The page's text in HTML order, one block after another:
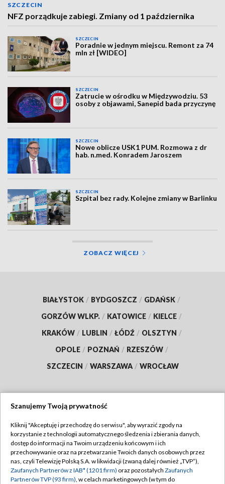
SZCZECIN
NFZ porządkuje zabiegi. Zmiany od 1 października
SZCZECIN
Poradnie w jednym miejscu. Remont za 74
mln zł [WIDEO]
SZCZECIN
Zatrucie w ośrodku w Międzywodziu. 53
osoby z objawami, Sanepid bada przyczynę
SZCZECIN
Nowe oblicze USK1 PUM. Rozmowa z dr
hab. n.med. Konradem Jaroszem
SZCZECIN
Szpital bez rady. Kolejne zmiany w Barlinku
ZOBACZ WIĘCEJ
BIAŁYSTOK / BYDGOSZCZ / GDAŃSK /
GORZÓW WLKP. / KATOWICE / KIELCE /
KRAKÓW / LUBLIN / ŁÓDŹ / OLSZTYN /
OPOLE / POZNAŃ / RZESZÓW /
SZCZECIN / WARSZAWA / WROCŁAW
TVP
Abonament TVP
Emisja w TVP
Regulamin TVP
Polityka prywatności
Szanujemy Twoją prywatność
Kliknij "Akceptuję i przechodzę do serwisu", aby wyrazić zgody na
korzystanie z technologii automatycznego śledzenia i zbierania danych,
dostęp do informacji na Twoim urządzeniu końcowym i ich
przechowywanie oraz na przetwarzanie Twoich danych osobowych przez
nas, czyli Telewizję Polską S.A. w likwidacji (zwaną dalej również „TVP”),
Zaufanych Partnerów z IAB* (1201 firm) oraz pozostałych Zaufanych
Partnerów TVP (93 firm), w celach marketingowych (w tym do